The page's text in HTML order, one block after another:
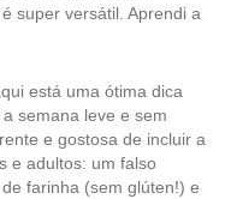
super versátil. Aprendi a
está uma ótima dica
semana leve e sem
e gostosa de incluir a
e adultos: um falso
farinha (sem glúten!) e